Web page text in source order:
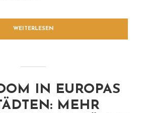
WEITERLESEN
IN EUROPAS
MEHR